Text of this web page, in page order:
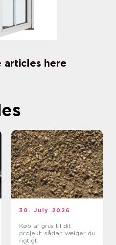
articles here
30. July 2026
Køb af grus til dit
projekt: sådan vælger du
rigtigt